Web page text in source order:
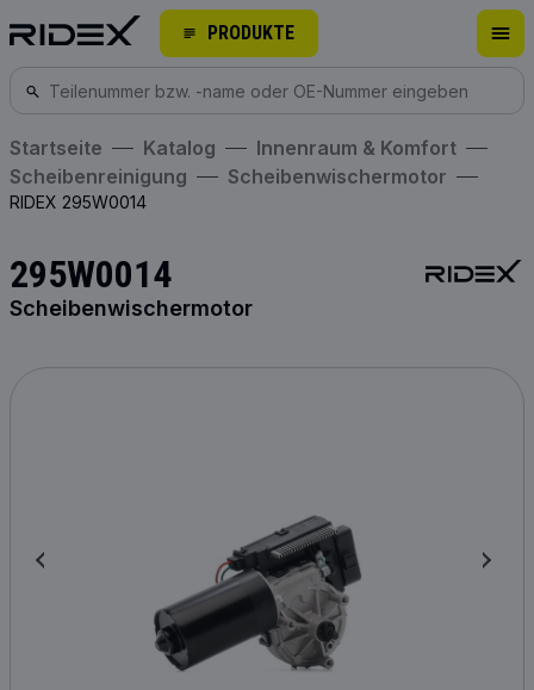
PRODUKTE
Startseite Katalog
Innenraum & Komfort
Scheibenreinigung
Scheibenwischermotor
RIDEX 295W0014
295W0014
Scheibenwischermotor